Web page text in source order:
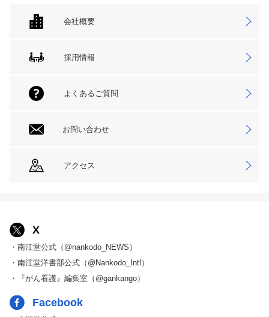
会社概要
採用情報
よくあるご質問
お問い合わせ
アクセス
X
・南江堂公式（@nankodo_NEWS）
・南江堂洋書部公式（@Nankodo_Intl）
・『がん看護』編集室（@gankango）
Facebook